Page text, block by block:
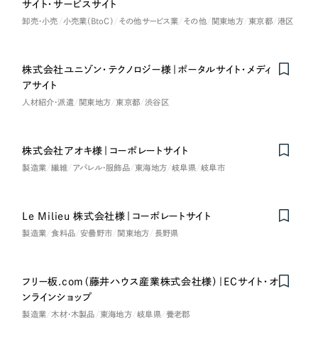
採用サイト制作
リープ・プロジェクト
採用DX支援
求人票作成・面接など各種業務代行、採用の仕組み作り支援
リープ・キャリア ／ 人材紹介サービス
オプションサービス
Outsourcing
リープ・プロジェクト
「反響強化」を目的としたマーケティング代行
「採用強化」を目的とした採用業務代行
プライバシーポリシー 情報セキュリティ方針
ブランディング（ロゴ・印刷物）
業種
卸売・小売
コンサルティング・調査
サイト・サービスサイト
卸売・小売 小売業（BtoC） その他サービス業 その他 関東地方 東京都 港区
株式会社ユニゾン・テクノロジー様｜ポータルサイト・メディ
アサイト
人材紹介・派遣 関東地方 東京都 渋谷区
株式会社アオキ様｜コーポレートサイト
製造業 繊維 アパレル・服飾品 東海地方 岐阜県 岐阜市
Le Milieu 株式会社様｜コーポレートサイト
製造業 食料品 安曇野市 関東地方 長野県
フリー板.com（藤井ハウス産業株式会社様）｜ECサイト・オ
ンラインショップ
製造業 木材・木製品 東海地方 岐阜県 養老郡